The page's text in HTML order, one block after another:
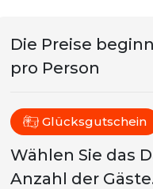
Die Preise
pro Person
Glücksgutschein
Wählen Sie das
Anzahl der